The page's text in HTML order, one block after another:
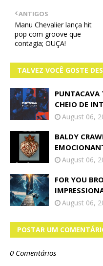
ANTIGOS
Manu Chevalier lança hit
pop com groove que
contagia; OUÇA!
TALVEZ VOCÊ GOSTE
PUNTACAVA
CHEIO DE
August 06,
BALDY
August 06,
FOR YOU
August 06,
POSTAR UM
0 Comentários